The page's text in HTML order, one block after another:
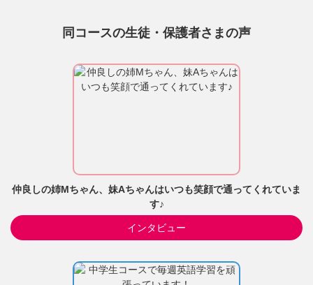
同コースの生徒・保護者さまの声
仲良しの姉Mちゃん、妹Aちゃんはいつも笑顔で通ってくれていま
す♪
インタビュー